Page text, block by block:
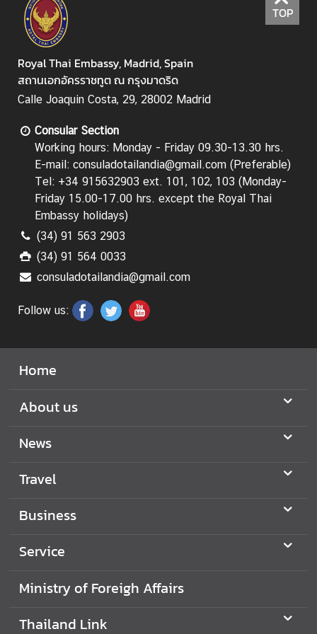
i
l
a
n
d
L
n
k
TOP
Royal Thai Embassy, Madrid, Spain
สถานเอกอัครราชทูต ณ กรุงมาดริด
Calle Joaquin Costa, 29, 28002 Madrid
Consular Section
Working hours: Monday - Friday 09.30-13.30 hrs.
E-mail: consuladotailandia@gmail.com (Preferable)
Tel: +34 915632903 ext. 101, 102, 103 (Monday-
Friday 15.00-17.00 hrs. except the Royal Thai
Embassy holidays)
(34) 91 563 2903
(34) 91 564 0033
consuladotailandia@gmail.com
Follow us:
Home
About us
News
Travel
Business
Service
Ministry of Foreigh Affairs
Thailand Link